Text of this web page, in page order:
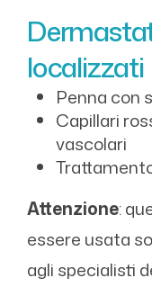
localizzati
Penna con
Capillari
vascolari
Attenzione:
essere usata
agli specialisti